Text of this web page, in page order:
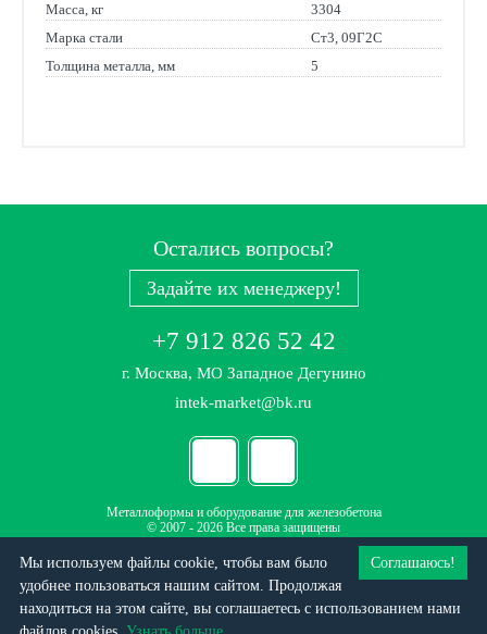
Масса, кг
3304
Марка стали
Ст3, 09Г2С
Толщина металла, мм
5
Остались вопросы?
Задайте их менеджеру!
+7 912 826 52 42
г. Москва, МО Западное Дегунино
intek-market@bk.ru
Металлоформы и оборудование для железобетона
© 2007 - 2026 Все права защищены
Данный интернет-ресурс (сайт) носит исключительно информационный характер и не
является публичной офертой
Соглашаюсь!
Мы используем файлы cookie, чтобы вам было
удобнее пользоваться нашим сайтом. Продолжая
находиться на этом сайте, вы соглашаетесь c использованием нами